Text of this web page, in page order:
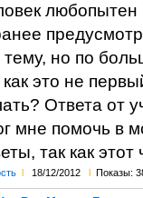
любопытен
тему, но по
как это не
Ответа от
мне помочь в
так как
l 18/12/2012 l Показы: